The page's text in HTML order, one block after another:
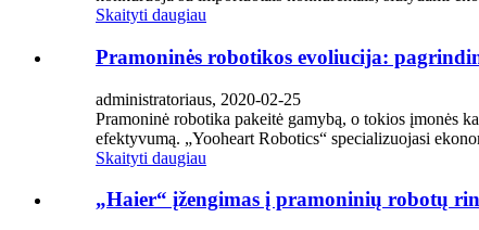
Skaityti daugiau
Pramoninės robotikos evoliucija:
administratoriaus, 2020-02-25
Pramoninė robotika pakeitė gamybą, o tokios
efektyvumą. „Yooheart Robotics“ specializuojasi
Skaityti daugiau
„Haier“ įžengimas į pramoninių robotų